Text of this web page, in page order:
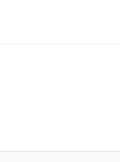
авторских прав